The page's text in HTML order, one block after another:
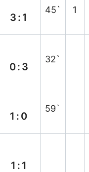
3:1
45` 1
0:3
32`
1:0
59`
1:1